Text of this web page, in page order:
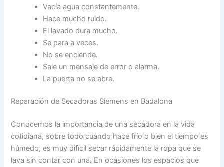
Vacía agua constantemente.
Hace mucho ruido.
El lavado dura mucho.
Se para a veces.
No se enciende.
Sale un mensaje de error o alarma.
La puerta no se abre.
Reparación de Secadoras Siemens en Badalona
Conocemos la importancia de una secadora en la vida
cotidiana, sobre todo cuando hace frío o bien el tiempo es
húmedo, es muy difícil secar rápidamente la ropa que se
lava sin contar con una. En ocasiones los espacios que